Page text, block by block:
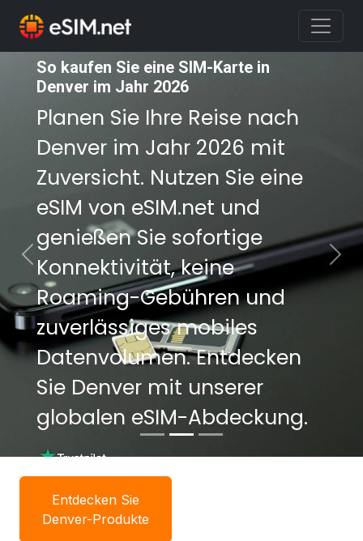
So kaufen Sie eine SIM-Karte in
Denver im Jahr 2026
Planen Sie Ihre Reise nach
Denver im Jahr 2026 mit
Zuversicht. Nutzen Sie eine
eSIM von eSIM.net und
genießen Sie sofortige
Konnektivität, keine
Roaming-Gebühren und
zuverlässiges mobiles
Datenvolumen. Entdecken
Sie Denver mit unserer
globalen eSIM-Abdeckung.
So kaufen Sie eine SIM-Karte in
Denver im Jahr 2026
Planen Sie Ihre Reise nach
Denver im Jahr 2026 mit
Zuversicht. Nutzen Sie eine
eSIM von eSIM.net und
genießen Sie sofortige
Konnektivität, keine
Roaming-Gebühren und
zuverlässiges mobiles
Datenvolumen. Entdecken
Sie Denver mit unserer
globalen eSIM-Abdeckung.
Previous Next
Entdecken Sie
Denver-Produkte